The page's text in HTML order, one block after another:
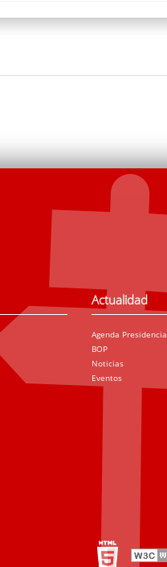
Actualidad
Agenda Presidencia
BOP
Noticias
Eventos